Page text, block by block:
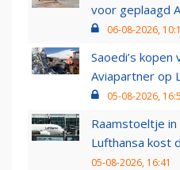
voor geplaagd
06-08-2026,
Saoedi’s
Aviapartner op
05-08-2026,
Raamstoeltje in
Lufthansa kost
05-08-2026, 16:41